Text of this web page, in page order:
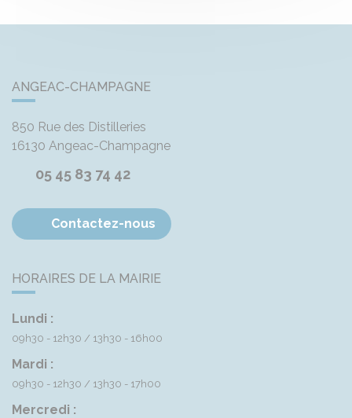
ANGEAC-CHAMPAGNE
850 Rue des Distilleries
16130 Angeac-Champagne
05 45 83 74 42
Contactez-nous
HORAIRES DE LA MAIRIE
Lundi :
09h30 - 12h30 13h30 - 16h00
Mardi :
09h30 - 12h30 13h30 - 17h00
Mercredi :